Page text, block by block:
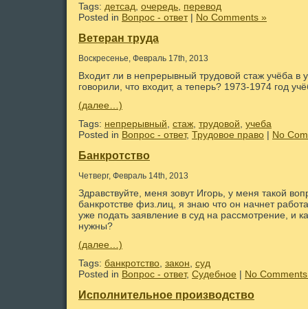
Tags: детсад, очередь, перевод
Posted in Вопрос - ответ| No Comments »
Ветеран труда
Воскресенье, Февраль 17th, 2013
Входит ли в непрерывный трудовой стаж учёба в
говорили, что входит, а теперь? 1973-1974 год
(далее…)
Tags: непрерывный стаж трудовой учеба
Posted in Вопрос - ответ, Трудовое право | No
Банкротство
Четверг, Февраль 14th, 2013
Здравствуйте, меня зовут Игорь, у меня такой
банкротстве физ.лиц, я знаю что он начнет
уже подать заявление в суд на рассмотрение, и
нужны?
(далее…)
Tags: банкротство закон суд
Posted in Вопрос - ответ, Судебное | No
Исполнительное производство